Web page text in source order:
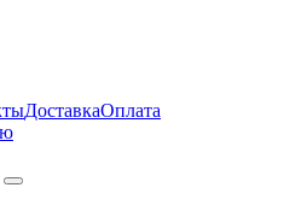
ДоставкаОплата